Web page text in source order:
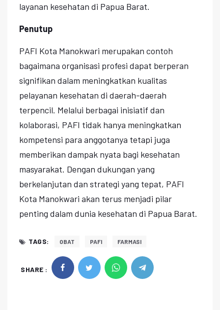
layanan kesehatan di Papua Barat.
Penutup
PAFI Kota Manokwari merupakan contoh
bagaimana organisasi profesi dapat berperan
signifikan dalam meningkatkan kualitas
pelayanan kesehatan di daerah-daerah
terpencil. Melalui berbagai inisiatif dan
kolaborasi, PAFI tidak hanya meningkatkan
kompetensi para anggotanya tetapi juga
memberikan dampak nyata bagi kesehatan
masyarakat. Dengan dukungan yang
berkelanjutan dan strategi yang tepat, PAFI
Kota Manokwari akan terus menjadi pilar
penting dalam dunia kesehatan di Papua Barat.
TAGS: OBAT PAFI FARMASI
SHARE :